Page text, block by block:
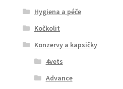
Hygiena a péče
Kočkolit
Konzervy a kapsičky
4vets
Advance